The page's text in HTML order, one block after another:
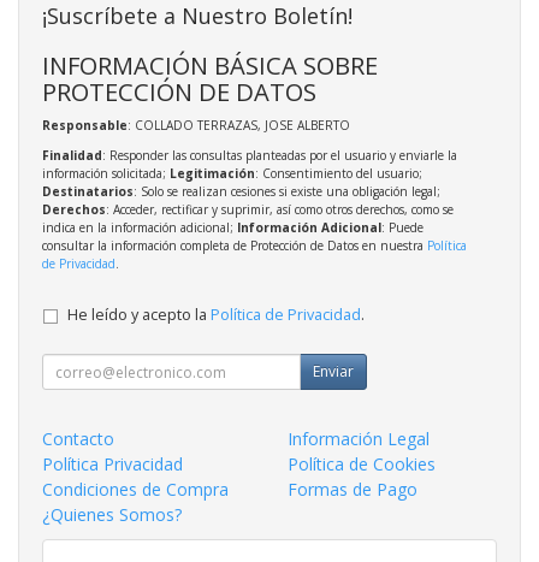
¡Suscríbete a Nuestro Boletín!
INFORMACIÓN BÁSICA SOBRE
PROTECCIÓN DE DATOS
Responsable: COLLADO TERRAZAS, JOSE ALBERTO
Finalidad: Responder las consultas planteadas por el usuario y enviarle la
información solicitada; Legitimación: Consentimiento del usuario;
Destinatarios: Solo se realizan cesiones si existe una obligación legal;
Derechos: Acceder, rectificar y suprimir, así como otros derechos, como se
indica en la información adicional; Información Adicional: Puede
consultar la información completa de Protección de Datos en nuestra Política
de Privacidad.
He leído y acepto la Política de Privacidad.
Enviar
Contacto
Información Legal
Política Privacidad
Política de Cookies
Condiciones de Compra
Formas de Pago
¿Quienes Somos?